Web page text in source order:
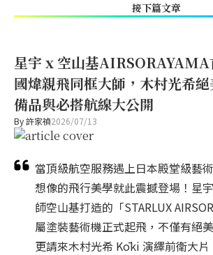
接下篇文章
星宇 x 空山基AIRSORAYAMA
國煒親飛同框大師，木村光希
備品與必搭航線大公開
By許家禎2026/07/13
當頂級航空服務遇上日本殿堂級藝
想像的飛行美學就此震撼登場！星
師空山基打造的「STARLUX
屬塗裝藝術機正式起飛，不僅有絕
更請來木村光希 Kōki 演繹前衛大